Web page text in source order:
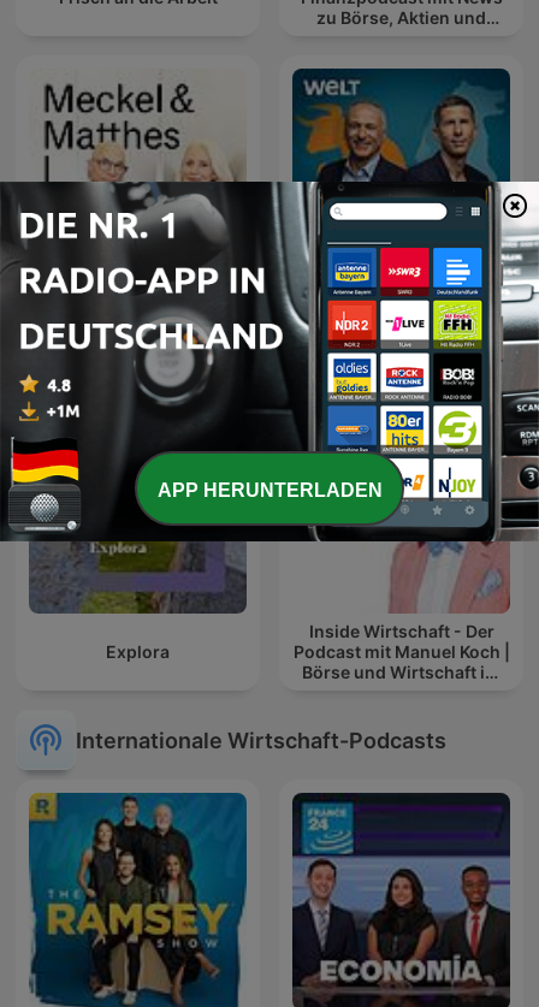
zu Börse, Aktien und
Meckel & Matthes
Deffner und Zschäpitz –
Der Wirtschafts-Talk von
WELT
Explora
Inside Wirtschaft - Der
Podcast mit Manuel Koch |
Börse und Wirtschaft im
Internationale Wirtschaft-Podcasts
APP HERUNTERLADEN